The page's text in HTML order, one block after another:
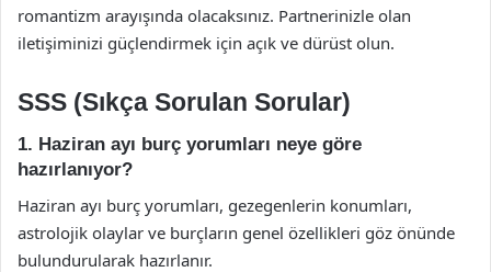
romantizm arayışında olacaksınız. Partnerinizle olan
iletişiminizi güçlendirmek için açık ve dürüst olun.
SSS (Sıkça Sorulan Sorular)
1. Haziran ayı burç yorumları neye göre
hazırlanıyor?
Haziran ayı burç yorumları, gezegenlerin konumları,
astrolojik olaylar ve burçların genel özellikleri göz önünde
bulundurularak hazırlanır.